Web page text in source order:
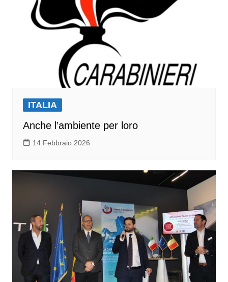
ITALIA
Anche l’ambiente per loro
14 Febbraio 2026